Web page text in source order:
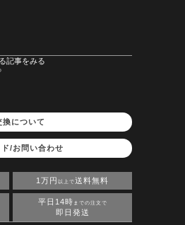
記事をみる
換について
/お問い合わせ
1万円 以上で送料無料
平日14時 までの注文で
即日発送